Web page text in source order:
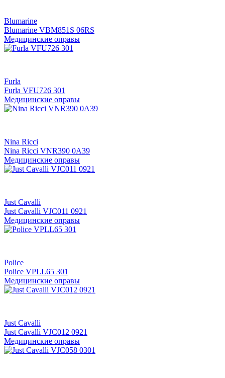
Blumarine
Blumarine VBM851S 06RS
Медицинские оправы
Furla
Furla VFU726 301
Медицинские оправы
Nina Ricci
Nina Ricci VNR390 0A39
Медицинские оправы
Just Cavalli
Just Cavalli VJC011 0921
Медицинские оправы
Police
Police VPLL65 301
Медицинские оправы
Just Cavalli
Just Cavalli VJC012 0921
Медицинские оправы